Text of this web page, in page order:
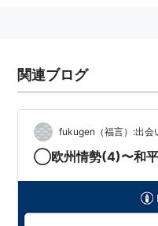
関連ブログ
fukugen（福言）:出会
◯欧州情勢(4)〜和平